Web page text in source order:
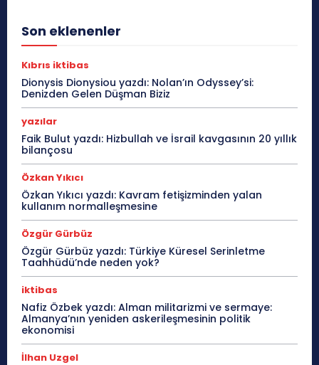
Son eklenenler
Kıbrıs iktibas
Dionysis Dionysiou yazdı: Nolan’ın Odyssey’si:
Denizden Gelen Düşman Biziz
yazılar
Faik Bulut yazdı: Hizbullah ve İsrail kavgasının 20 yıllık
bilançosu
Özkan Yıkıcı
Özkan Yıkıcı yazdı: Kavram fetişizminden yalan
kullanım normalleşmesine
Özgür Gürbüz
Özgür Gürbüz yazdı: Türkiye Küresel Serinletme
Taahhüdü’nde neden yok?
iktibas
Nafiz Özbek yazdı: Alman militarizmi ve sermaye:
Almanya’nın yeniden askerileşmesinin politik
ekonomisi
İlhan Uzgel